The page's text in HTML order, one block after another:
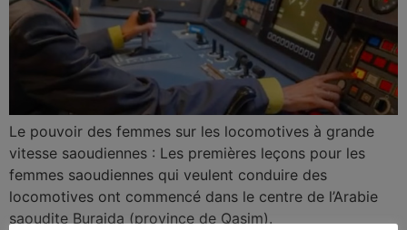
Le pouvoir des femmes sur les locomotives à grande
vitesse saoudiennes : Les premières leçons pour les
femmes saoudiennes qui veulent conduire des
locomotives ont commencé dans le centre de l’Arabie
saoudite Buraida (province de Qasim).